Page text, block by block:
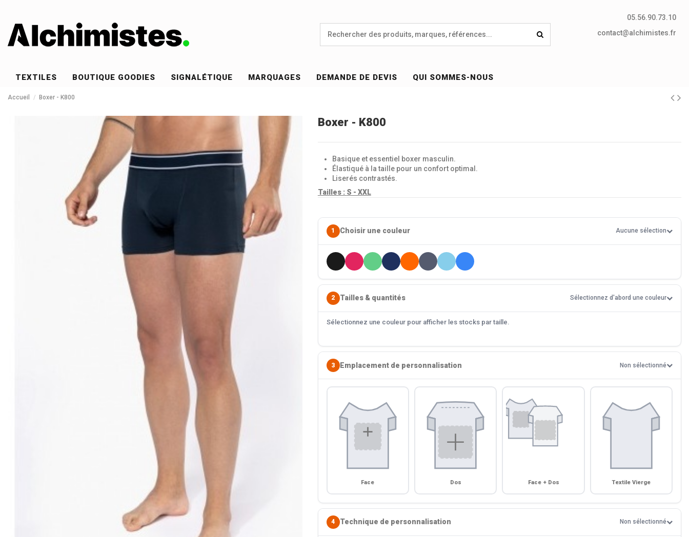
05.56.90.73.10
contact@alchimistes.fr
TEXTILES BOUTIQUE GOODIES SIGNALÉTIQUE MARQUAGES DEMANDE DE DEVIS QUI SOMMES-NOUS
Accueil Boxer - K800
Boxer - K800
Basique et essentiel boxer masculin.
Élastiqué à la taille pour un confort optimal.
Liserés contrastés.
Tailles : S - XXL
1 Choisir une couleur Aucune sélection
2 Tailles & quantités Sélectionnez d'abord une couleur
Sélectionnez une couleur pour afficher les stocks par taille.
3 Emplacement de personnalisation Non sélectionné
Face Dos Face + Dos Textile Vierge
4 Technique de personnalisation Non sélectionné